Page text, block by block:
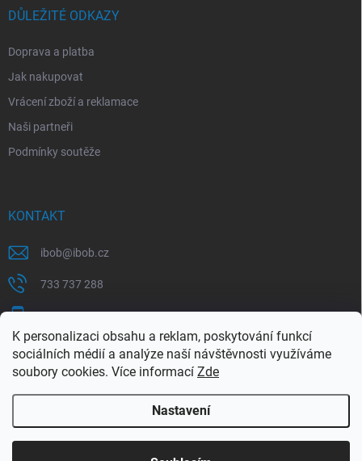
K personalizaci obsahu a reklam, poskytování funkcí
sociálních médií a analýze naší návštěvnosti využíváme
soubory cookies. Více informací Zde
Nastavení
Využijte naší letní akce, kde na Vás čeká spousta
DŮLEŽITÉ ODKAZY
Doprava a platba
Jak nakupovat
Vrácení zboží a reklamace
Naši partneři
Podmínky soutěže
KONTAKT
ibob@ibob.cz
733 737 288
607 069 561
Sledujte nás na Facebooku !
ibob_s.r.o/
Copyright 2026ibob s.r.o.. Všechna práva vyhrazena.Upravit nastavení
cookies